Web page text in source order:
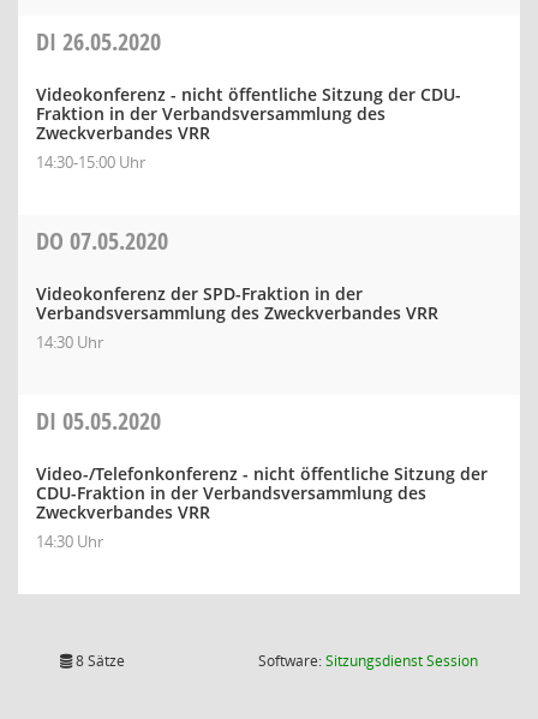
DI 26.05.2020
Videokonferenz - nicht öffentliche Sitzung der CDU-
Fraktion in der Verbandsversammlung des
Zweckverbandes VRR
14:30-15:00 Uhr
DO 07.05.2020
Videokonferenz der SPD-Fraktion in der
Verbandsversammlung des Zweckverbandes VRR
14:30 Uhr
DI 05.05.2020
Video-/Telefonkonferenz - nicht öffentliche Sitzung der
CDU-Fraktion in der Verbandsversammlung des
Zweckverbandes VRR
14:30 Uhr
8 Sätze Software:SitzungsdienstSession(Wird in